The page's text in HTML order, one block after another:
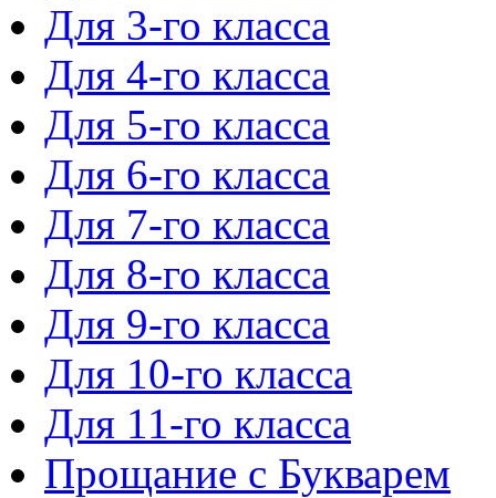
Для 3-го класса
Для 4-го класса
Для 5-го класса
Для 6-го класса
Для 7-го класса
Для 8-го класса
Для 9-го класса
Для 10-го класса
Для 11-го класса
Прощание с Букварем